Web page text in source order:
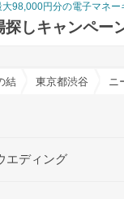
98,000円分の電子マネー
探しキャンペー
ユメ
結婚式場一覧東京都渋谷区の結ニ
エディング